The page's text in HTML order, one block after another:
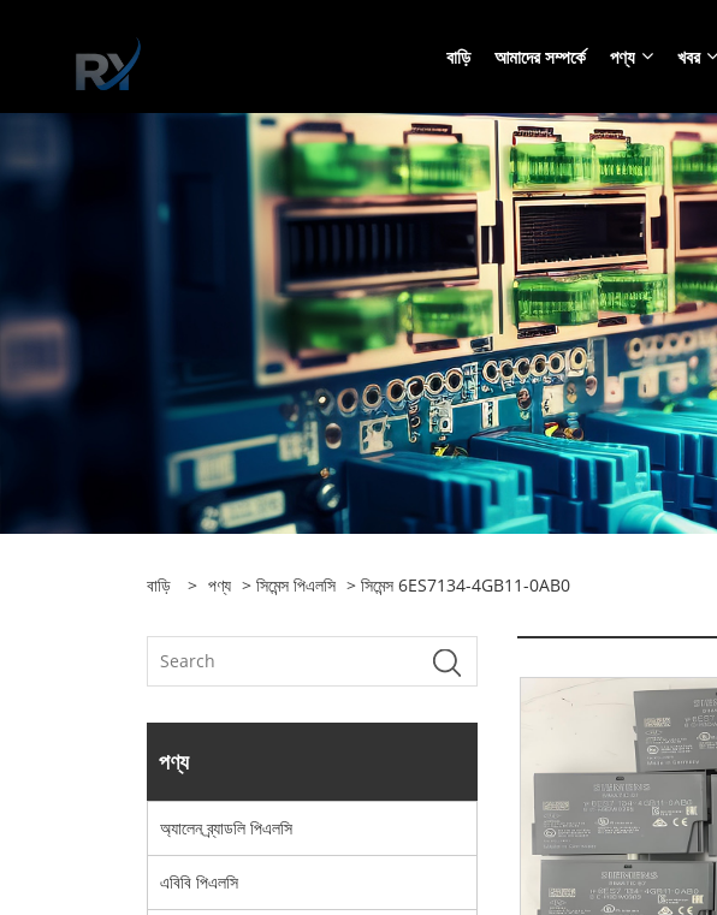
বাড়ি আমাদের সম্পর্কে পণ্য খবর
বাড়ি > পণ্য > সিমেন্স পিএলসি > সিমেন্স 6ES7134-4GB11-0AB0
পণ্য
অ্যালেন ব্র্যাডলি পিএলসি
এবিবি পিএলসি